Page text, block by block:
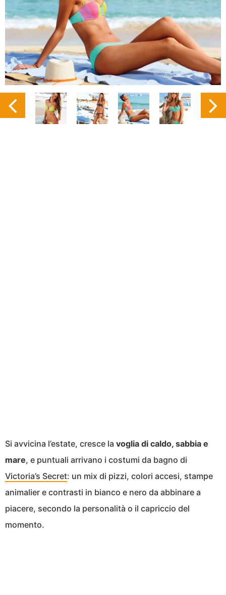
Si avvicina l’estate, cresce la voglia di caldo, sabbia e
mare, e puntuali arrivano i costumi da bagno di
Victoria’s Secret: un mix di pizzi, colori accesi, stampe
animalier e contrasti in bianco e nero da abbinare a
piacere, secondo la personalità o il capriccio del
momento.